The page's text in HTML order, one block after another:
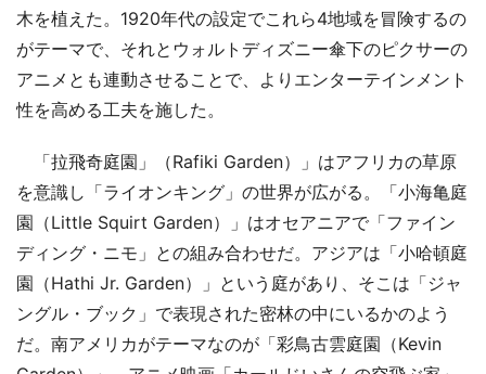
木を植えた。1920年代の設定でこれら4地域を冒険するの
がテーマで、それとウォルトディズニー傘下のピクサーの
アニメとも連動させることで、よりエンターテインメント
性を高める工夫を施した。
「拉飛奇庭園」（Rafiki Garden）」はアフリカの草原
を意識し「ライオンキング」の世界が広がる。「小海亀庭
園（Little Squirt Garden）」はオセアニアで「ファイン
ディング・ニモ」との組み合わせだ。アジアは「小哈頓庭
園（Hathi Jr. Garden）」という庭があり、そこは「ジャ
ングル・ブック」で表現された密林の中にいるかのよう
だ。南アメリカがテーマなのが「彩鳥古雲庭園（Kevin